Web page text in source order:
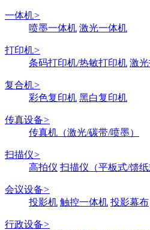
一体机>
喷墨一体机 激光一体机
打印机>
条码打印机/热敏打印机 激
复合机>
彩色复印机 黑白复印机
传真设备>
传真机（激光/碳带/喷墨）
扫描仪>
高拍仪 扫描仪（平板式/馈纸
会议设备>
投影机 触控一体机 投影幕布
行政设备>